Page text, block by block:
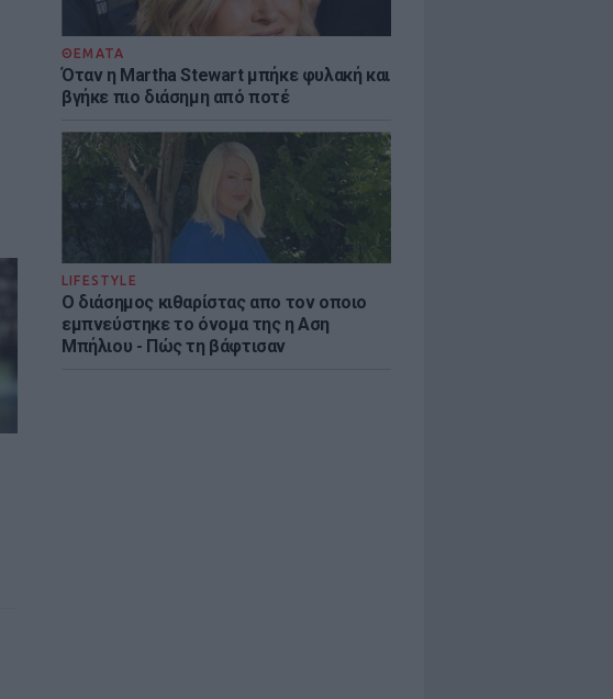
ΘΕΜΑΤΑ
Όταν η Martha Stewart μπήκε φυλακή και
βγήκε πιο διάσημη από ποτέ
LIFESTYLE
Ο διάσημος κιθαρίστας απο τον οποιο
εμπνεύστηκε το όνομα της η Αση
Μπήλιου - Πώς τη βάφτισαν